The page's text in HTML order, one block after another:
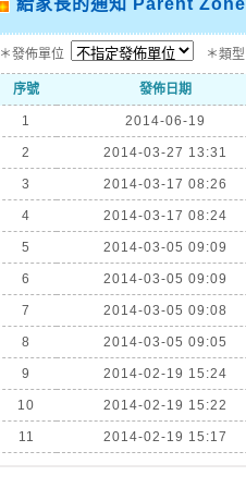
＊發佈單位 ＊類型
序號 發佈日期
1 2014-06-19
2 2014-03-27 13:31
3 2014-03-17 08:26
4 2014-03-17 08:24
5 2014-03-05 09:09
6 2014-03-05 09:09
7 2014-03-05 09:08
8 2014-03-05 09:05
9 2014-02-19 15:24
10 2014-02-19 15:22
11 2014-02-19 15:17